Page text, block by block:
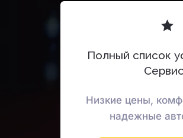
Полный список
Низкие цены,
надежные